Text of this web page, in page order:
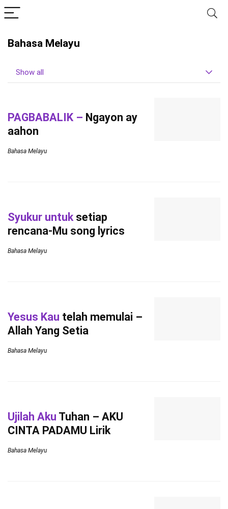
Bahasa Melayu
Show all
PAGBABALIK – Ngayon ay
aahon
Bahasa Melayu
Syukur untuk setiap
rencana-Mu song lyrics
Bahasa Melayu
Yesus Kau telah memulai –
Allah Yang Setia
Bahasa Melayu
Ujilah Aku Tuhan – AKU
CINTA PADAMU Lirik
Bahasa Melayu